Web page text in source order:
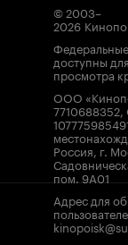
© 2003–
2026
доступны
просмотра
ООО
Россия, г.
пом. 9А01
Адрес для